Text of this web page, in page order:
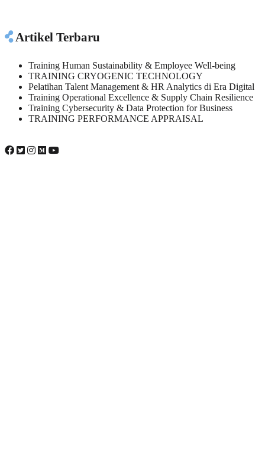
Artikel Terbaru
Training Human Sustainability & Employee Well-being
TRAINING CRYOGENIC TECHNOLOGY
Pelatihan Talent Management & HR Analytics di Era Digital
Training Operational Excellence & Supply Chain Resilience
Training Cybersecurity & Data Protection for Business
TRAINING PERFORMANCE APPRAISAL